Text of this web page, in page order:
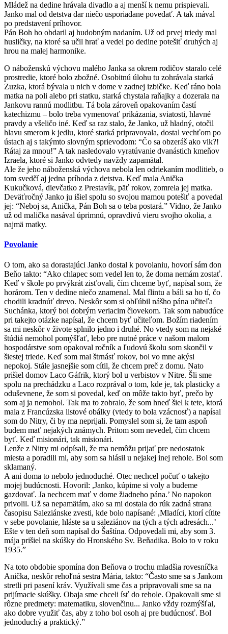
Mládež na dedine hrávala divadlo a aj menší k nemu prispievali.
Janko mal od detstva dar niečo usporiadane povedať. A tak mával
po predstavení príhovor.
Pán Boh ho obdaril aj hudobným nadaním. Už od prvej triedy mal
husličky, na ktoré sa učil hrať a vedel po dedine potešiť druhých aj
hrou na malej harmonike.
O náboženskú výchovu malého Janka sa okrem rodičov staralo celé
prostredie, ktoré bolo zbožné. Osobitnú úlohu tu zohrávala starká
Zuzka, ktorá bývala u nich v dome v zadnej izbičke. Keď ráno bola
matka na poli alebo pri statku, starká chystala raňajky a dozerala na
Jankovu rannú modlitbu. Tá bola zároveň opakovaním častí
katechizmu – bolo treba vymenovať prikázania, sviatosti, hlavné
pravdy a všeličo iné. Keď sa raz stalo, že Janko, už hladný, otočil
hlavu smerom k jedlu, ktoré starká pripravovala, dostal vechťom po
ústach aj s takýmto slovným sprievodom: “Čo sa obzeráš ako vlk?!
Rátaj za mnou!” A tak nasledovalo vyratúvanie dvanástich kmeňov
Izraela, ktoré si Janko odvtedy navždy zapamätal.
Ale že jeho náboženská výchova nebola len odriekaním modlitieb, o
tom svedčí aj jedna príhoda z detstva. Keď mala Anička
Kukučková, dievčatko z Prestavĺk, päť rokov, zomrela jej matka.
Deväťročný Janko ju išiel spolu so svojou mamou potešiť a povedal
jej: “Neboj sa, Anička, Pán Boh sa o teba postará.” Vidno, že Janko
už od malička nasával úprimnú, opravdivú vieru svojho okolia, a
najmä matky.
Povolanie
O tom, ako sa dorastajúci Janko dostal k povolaniu, hovorí sám don
Beňo takto: “Ako chlapec som vedel len to, že doma nemám zostať.
Keď v škole po prvýkrát zisťovali, čím chceme byť, napísal som, že
horárom. Ten v dedine niečo znamenal. Mal flintu a báli sa ho tí, čo
chodili kradnúť drevo. Neskôr som si obľúbil nášho pána učiteľa
Suchánka, ktorý bol dobrým veriacim človekom. Tak som nabudúce
pri takejto otázke napísal, že chcem byť učiteľom. Božím riadením
sa mi neskôr v živote splnilo jedno i druhé. No vtedy som na nejaké
štúdiá nemohol pomýšľať, lebo pre nutné práce v našom malom
hospodárstve som opakoval ročník a ľudovú školu som skončil v
šiestej triede. Keď som mal štrnásť rokov, bol vo mne akýsi
nepokoj. Stále jasnejšie som cítil, že chcem preč z domu. Nato
prišiel domov Laco Gáfrik, ktorý bol u verbistov v Nitre. Šli sme
spolu na prechádzku a Laco rozprával o tom, kde je, tak plasticky a
oduševnene, že som si povedal, keď on môže takto byť, prečo by
som aj ja nemohol. Tak ma to zobralo, že som hneď šiel k tete, ktorá
mala z Francúzska listové obálky (vtedy to bola vzácnosť) a napísal
som do Nitry, či by ma neprijali. Pomyslel som si, že tam aspoň
budem mať nejakých známych. Pritom som nevedel, čím chcem
byť. Keď misionári, tak misionári.
Lenže z Nitry mi odpísali, že ma nemôžu prijať pre nedostatok
miesta a poradili mi, aby som sa hlásil u nejakej inej rehole. Bol som
sklamaný.
A ani doma to nebolo jednoduché. Otec nechcel počuť o takejto
mojej budúcnosti. Hovoril: ,Janko, kúpime si voly a budeme
gazdovať. Ja nechcem mať v dome žiadneho pána.’ No napokon
privolil. Už sa nepamätám, ako sa mi dostala do rúk zadná strana
časopisu Saleziánske zvesti, kde bolo napísané: ,Mladíci, ktorí cítite
v sebe povolanie, hláste sa u saleziánov na tých a tých adresách...’
Ešte v ten deň som napísal do Šaštína. Odpovedali mi, aby som 3.
mája prišiel na skúšky do Hronského Sv. Beňadika. Bolo to v roku
1935.”
Na toto obdobie spomína don Beňova o trochu mladšia rovesníčka
Anička, neskôr rehoľná sestra Mária, takto: “Často sme sa s Jankom
stretli pri pasení kráv. Využívali sme čas a pripravovali sme sa na
prijímacie skúšky. Obaja sme chceli ísť do rehole. Opakovali sme si
rôzne predmety: matematiku, slovenčinu... Janko vždy rozmýšľal,
ako dobre využiť čas, aby z toho bol osoh aj pre budúcnosť. Bol
jednoduchý a praktický.”